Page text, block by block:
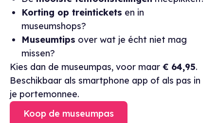
Korting op treintickets en in
museumshops?
Museumtips over wat je écht niet mag
missen?
Kies dan de museumpas, voor maar € 64,95.
Beschikbaar als smartphone app of als pas in
je portemonnee.
Koop de museumpas